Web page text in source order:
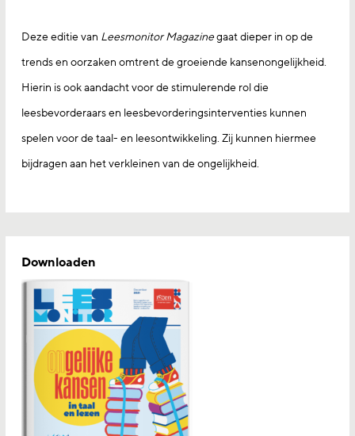
Downloaden
Deze editie van Leesmonitor Magazinegaat dieper in op de
trends en oorzaken omtrent de groeiende kansenongelijkheid.
Hierin is ook aandacht voor de stimulerende rol die
leesbevorderaars en leesbevorderingsinterventies kunnen
spelen voor de taal- en leesontwikkeling. Zij kunnen hiermee
bijdragen aan het verkleinen van de ongelijkheid.